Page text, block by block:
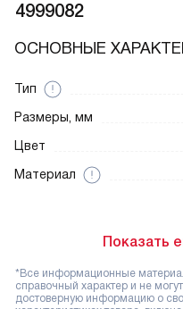
4999082
ОСНОВНЫЕ
Тип
Размеры, мм
Цвет
Материал
Показать
*Все информационные
справочный характер и не
достоверную информацию о